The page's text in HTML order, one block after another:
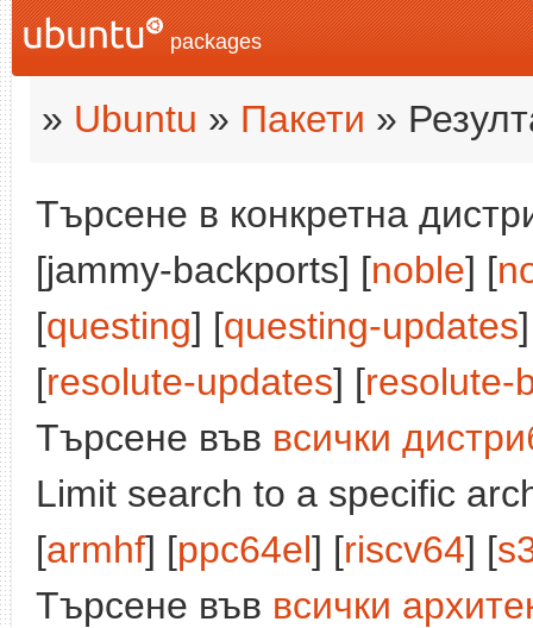
packages
» Ubuntu » Пакети »
Търсене в конкретна
[jammy-backports] [noble] [
[questing] [questing-updates
[resolute-updates] [resolute-
Търсене във всички
Limit search to a specific
[armhf] [ppc64el] [riscv64] [
Търсене във всички